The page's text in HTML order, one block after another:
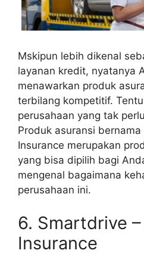
Mskipun lebih dikenal
layanan kredit, nyatanya
menawarkan produk
terbilang kompetitif.
perusahaan yang tak
Produk asuransi
Insurance merupakan
yang bisa dipilih bagi
mengenal bagaimana
perusahaan ini.
6. Smartdrive
Insurance